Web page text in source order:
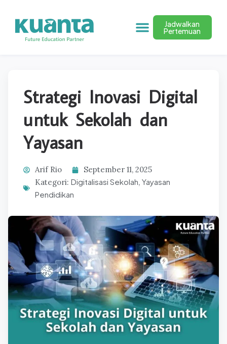
Jadwalkan
Pertemuan
Strategi Inovasi Digital
untuk Sekolah dan
Yayasan
Arif Rio
September 11, 2025
Kategori: Digitalisasi Sekolah, Yayasan
Pendidikan